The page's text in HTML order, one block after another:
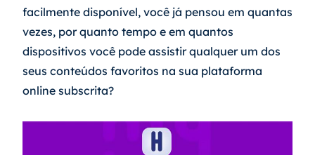
facilmente disponível, você já pensou em quantas
vezes, por quanto tempo e em quantos
dispositivos você pode assistir qualquer um dos
seus conteúdos favoritos na sua plataforma
online subscrita?